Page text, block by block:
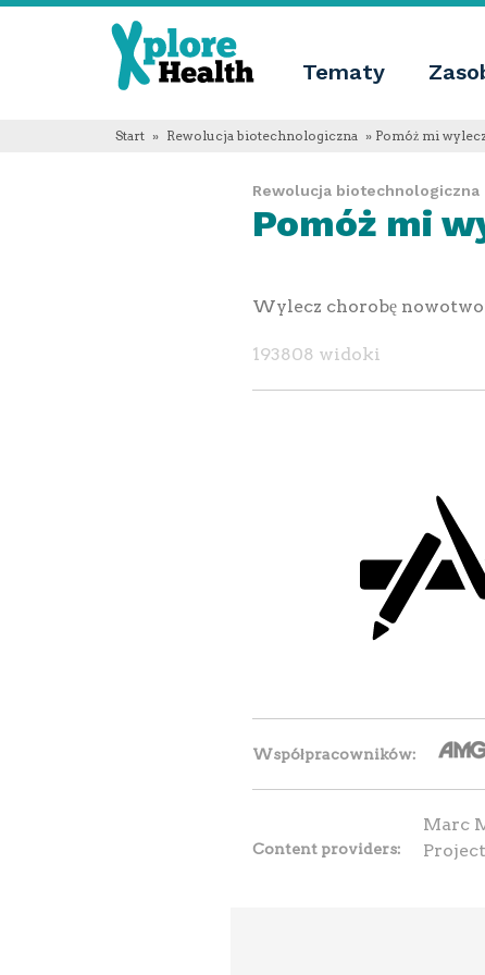
Xplore
Health
Tematy
Xplore
o
Educational
Español
Polski
Start » Rewolucja biotechnologiczna » Pomóż mi
Rewolucja biotechnologiczna
Pomóż mi
Wylecz chorobę
193808 widoki
Współpracowników
Content providers
Marc